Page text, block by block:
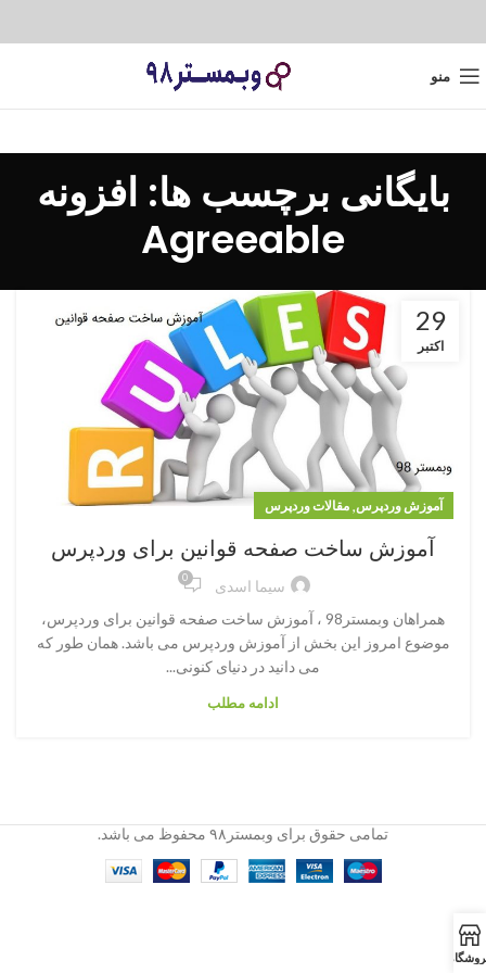
منو
بایگانی برچسب ها: افزونه
Agreeable
29
اکتبر
آموزش وردپرس, مقالات وردپرس
آموزش ساخت صفحه قوانین برای وردپرس
سیما اسدی 0
همراهان وبمستر98 ، آموزش ساخت صفحه قوانین برای وردپرس،
موضوع امروز این بخش از آموزش وردپرس می باشد. همان طور که
می دانید در دنیای کنونی...
ادامه مطلب
تمامی حقوق برای وبمستر۹۸ محفوظ می باشد.